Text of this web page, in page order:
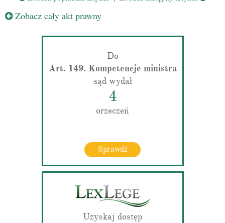
Zobacz cały akt prawny
Do
Art. 149. Kompetencje ministra
sąd wydał
4
orzeczeń
Sprawdź
Uzyskaj dostęp